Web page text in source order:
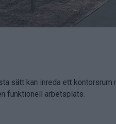
sätt kan inreda ett kontorsrum
funktionell arbetsplats.